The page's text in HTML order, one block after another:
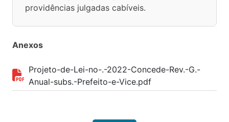
providências julgadas cabíveis.
Anexos
Projeto-de-Lei-no-.-2022-Concede-Rev.-G.-
Anual-subs.-Prefeito-e-Vice.pdf